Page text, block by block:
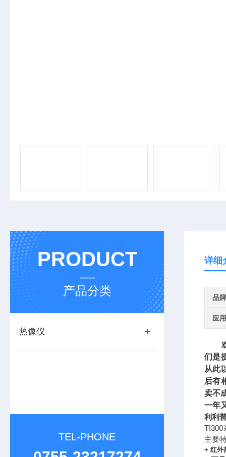
PRODUCT
产品分类
热像仪
TEL-PHONE
详细
品牌
应
欢
们是
从此
后有
卖不
一年
利利
主要
+ 红外